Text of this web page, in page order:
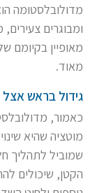
מדולובלסטומה
ומבוגרים
מאופיין בקיומם
מאוד.
גידול בראש אצל
כאמור,
מוטציה שהיא
שמוביל לתהליך
הקטן, שיכולים